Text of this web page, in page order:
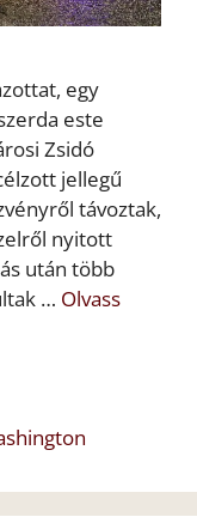
egy
este
Zsidó
jellegű
távoztak,
nyitott
után több
… Olvass